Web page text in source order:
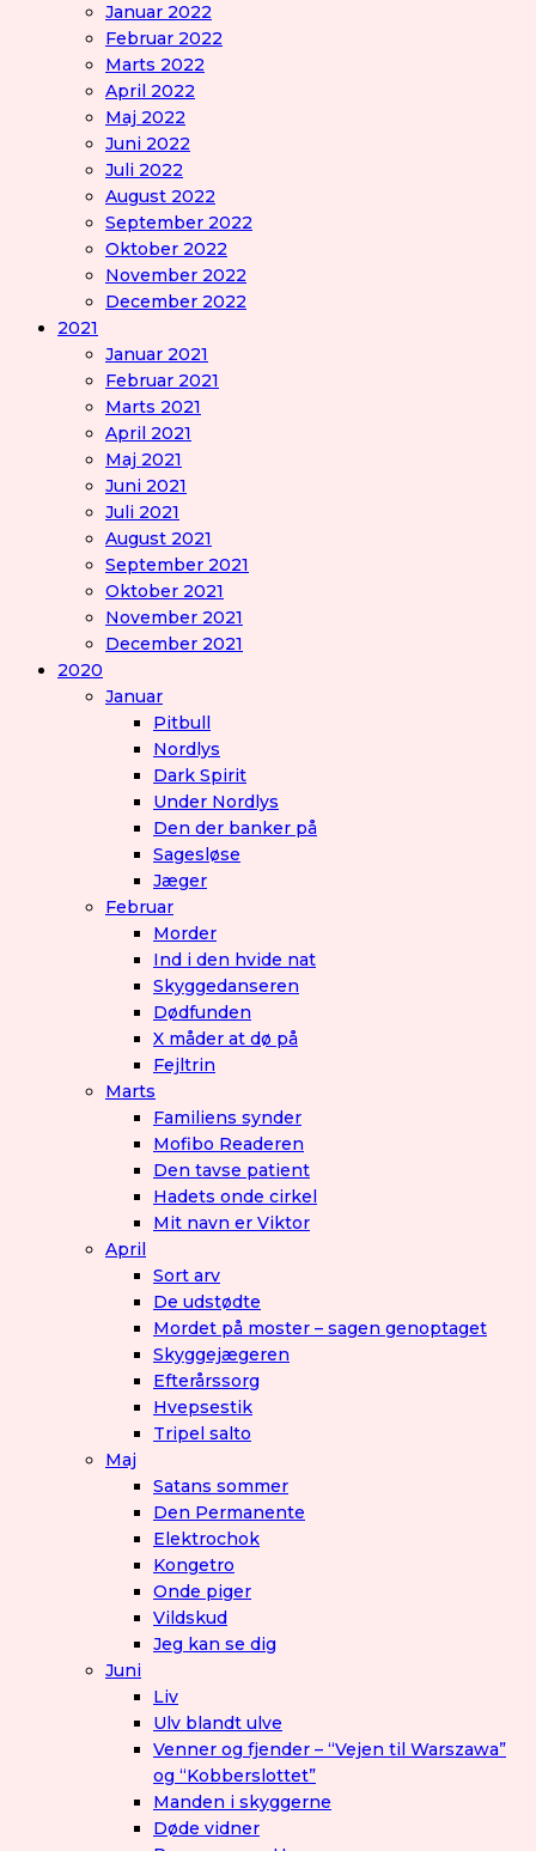
Januar 2022
Februar 2022
Marts 2022
April 2022
Maj 2022
Juni 2022
Juli 2022
August 2022
September 2022
Oktober 2022
November 2022
December 2022
2021
Januar 2021
Februar 2021
Marts 2021
April 2021
Maj 2021
Juni 2021
Juli 2021
August 2021
September 2021
Oktober 2021
November 2021
December 2021
2020
Januar
Pitbull
Nordlys
Dark Spirit
Under Nordlys
Den der banker på
Sagesløse
Jæger
Februar
Morder
Ind i den hvide nat
Skyggedanseren
Dødfunden
X måder at dø på
Fejltrin
Marts
Familiens synder
Mofibo Readeren
Den tavse patient
Hadets onde cirkel
Mit navn er Viktor
April
Sort arv
De udstødte
Mordet på moster – sagen genoptaget
Skyggejægeren
Efterårssorg
Hvepsestik
Tripel salto
Maj
Satans sommer
Den Permanente
Elektrochok
Kongetro
Onde piger
Vildskud
Jeg kan se dig
Juni
Liv
Ulv blandt ulve
Venner og fjender – “Vejen til Warszawa”
og “Kobberslottet”
Manden i skyggerne
Døde vidner